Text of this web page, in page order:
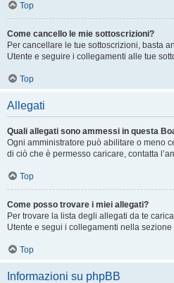
Top
Come cancello le mie sottoscrizioni?
Per cancellare le tue sottoscrizioni, basta
Utente e seguire i collegamenti alle tue
Top
Allegati
Quali allegati sono ammessi in questa
Ogni amministratore può abilitare o meno
di ciò che è permesso caricare, contatta
Top
Come posso trovare i miei allegati?
Per trovare la lista degli allegati da te
Utente e segui i collegamenti nella
Top
Informazioni su phpBB